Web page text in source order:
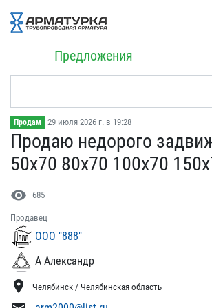
Предложения
Продам 29 июля 2026 г. в 19:28
Продаю недорого
50х70 80х70 100х70​
visibility 685
Продавец
ООО "888"
А Александр
location_on Челябинск / Челябинская область